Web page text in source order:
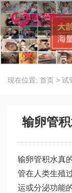
现在位置: 首页 > 试
输卵管
输卵管积水真
管在人类生殖
运或分泌功能